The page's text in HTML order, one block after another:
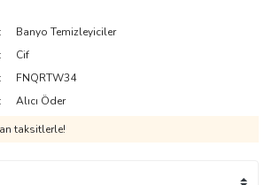
Banyo Temizleyiciler
Cif
FNQRTW34
Alıcı Öder
taksitlerle!